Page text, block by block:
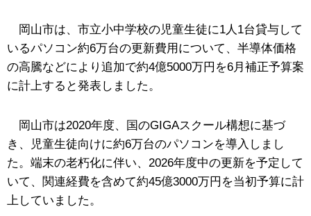
岡山市は、市立小中学校の児童生徒に1人1台貸与して
いるパソコン約6万台の更新費用について、半導体価格
の高騰などにより追加で約4億5000万円を6月補正予算案
に計上すると発表しました。
岡山市は2020年度、国のGIGAスクール構想に基づ
き、児童生徒向けに約6万台のパソコンを導入しまし
た。端末の老朽化に伴い、2026年度中の更新を予定して
いて、関連経費を含めて約45億3000万円を当初予算に計
上していました。